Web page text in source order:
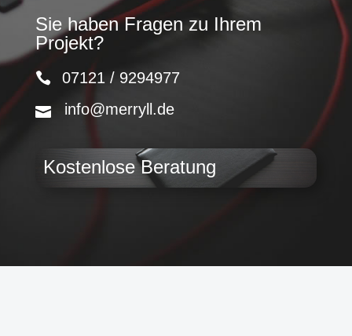
Sie haben Fragen zu Ihrem
Projekt?
07121 / 9294977
info@merryll.de
Kostenlose Beratung